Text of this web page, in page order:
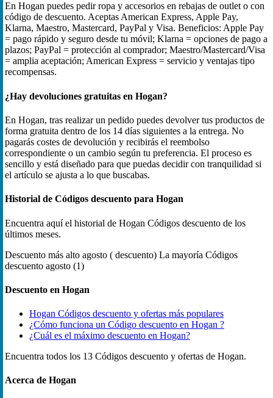
En Hogan puedes pedir ropa y accesorios en rebajas de outlet o con
código de descuento. Aceptas American Express, Apple Pay,
Klarna, Maestro, Mastercard, PayPal y Visa. Beneficios: Apple Pay
= pago rápido y seguro desde tu móvil; Klarna = opciones de pago a
plazos; PayPal = protección al comprador; Maestro/Mastercard/Visa
= amplia aceptación; American Express = servicio y ventajas tipo
recompensas.
¿Hay devoluciones gratuitas en Hogan?
En Hogan, tras realizar un pedido puedes devolver tus productos de
forma gratuita dentro de los 14 días siguientes a la entrega. No
pagarás costes de devolución y recibirás el reembolso
correspondiente o un cambio según tu preferencia. El proceso es
sencillo y está diseñado para que puedas decidir con tranquilidad si
el artículo se ajusta a lo que buscabas.
Historial de Códigos descuento para Hogan
Encuentra aquí el historial de Hogan Códigos descuento de los
últimos meses.
Descuento más alto agosto ( descuento) La mayoría Códigos
descuento agosto (1)
Descuento en Hogan
Hogan Códigos descuento y ofertas más populares
¿Cómo funciona un Código descuento en Hogan ?
¿Cuál es el máximo descuento en Hogan?
Encuentra todos los 13 Códigos descuento y ofertas de Hogan.
Acerca de Hogan